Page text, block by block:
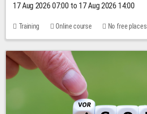
17 Aug 2026 07:00 to 17 Aug 2026 14:00
Training Online course No free places